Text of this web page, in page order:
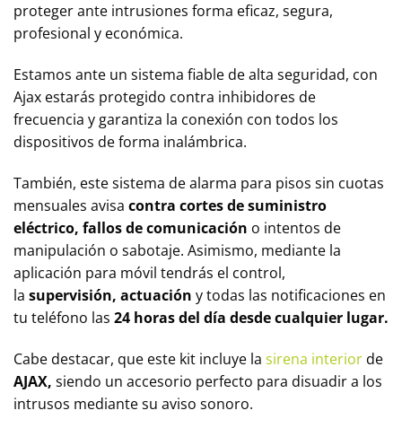
proteger ante intrusiones forma eficaz, segura,
profesional y económica.
Estamos ante un sistema fiable de alta seguridad, con
Ajax estarás protegido contra inhibidores de
frecuencia y garantiza la conexión con todos los
dispositivos de forma inalámbrica.
También, este sistema de alarma para pisos sin cuotas
mensuales avisa contra cortes de suministro
eléctrico, fallos de comunicación o intentos de
manipulación o sabotaje. Asimismo, mediante la
aplicación para móvil tendrás el control,
la supervisión, actuación y todas las notificaciones en
tu teléfono las 24 horas del día desde cualquier lugar.
Cabe destacar, que este kit incluye la sirena interiorde
AJAX, siendo un accesorio perfecto para disuadir a los
intrusos mediante su aviso sonoro.